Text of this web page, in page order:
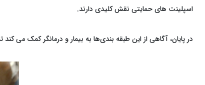
اسپلینت ‌های حمایتی نقش کلیدی دارند.
در پایان، آگاهی از این طبقه ‌بندی‌ها به بیمار و درمانگر کمک